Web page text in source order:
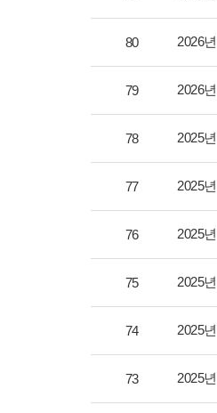
80 2026
79 2026
78 2025
77 2025
76 2025
75 2025
74 2025
73 2025